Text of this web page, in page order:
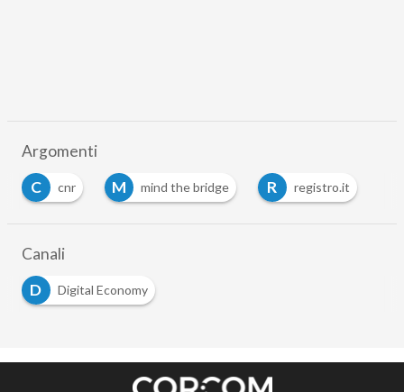
Argomenti
C
cnr M mind the bridge R registro.it
Canali
D
Digital Economy